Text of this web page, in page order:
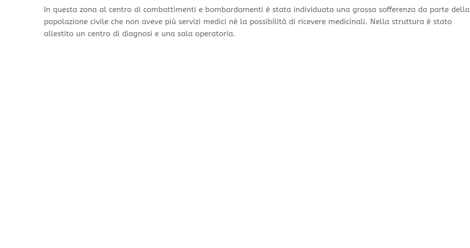
In questa zona al centro di combattimenti e bombardamenti è stata individuata una grossa sofferenza da parte della
popolazione civile che non aveve più servizi medici né la possibilità di ricevere medicinali. Nella struttura è stato
allestito un centro di diagnosi e una sala operatoria.